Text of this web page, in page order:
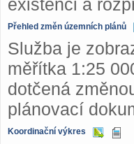
existenci a
Přehled změn územních plánů
Služba je
měřítka 1:25
dotčená
plánovací
Koordinační výkres